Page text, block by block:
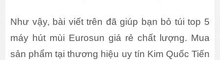
Như vậy, bài viết trên đã giúp bạn bỏ túi top 5
máy hút mùi Eurosun giá rẻ chất lượng. Mua
sản phẩm tại thương hiệu uy tín Kim Quốc Tiến